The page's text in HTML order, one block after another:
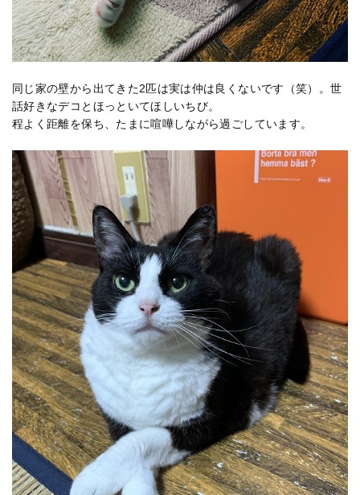
同じ家の壁から出てきた2匹は実は仲は良くないです（笑）。世
話好きなデコとほっといてほしいちび。
程よく距離を保ち、たまに喧嘩しながら過ごしています。